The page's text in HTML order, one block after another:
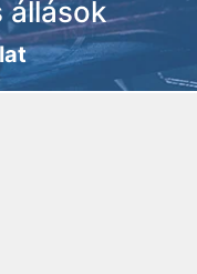
állások